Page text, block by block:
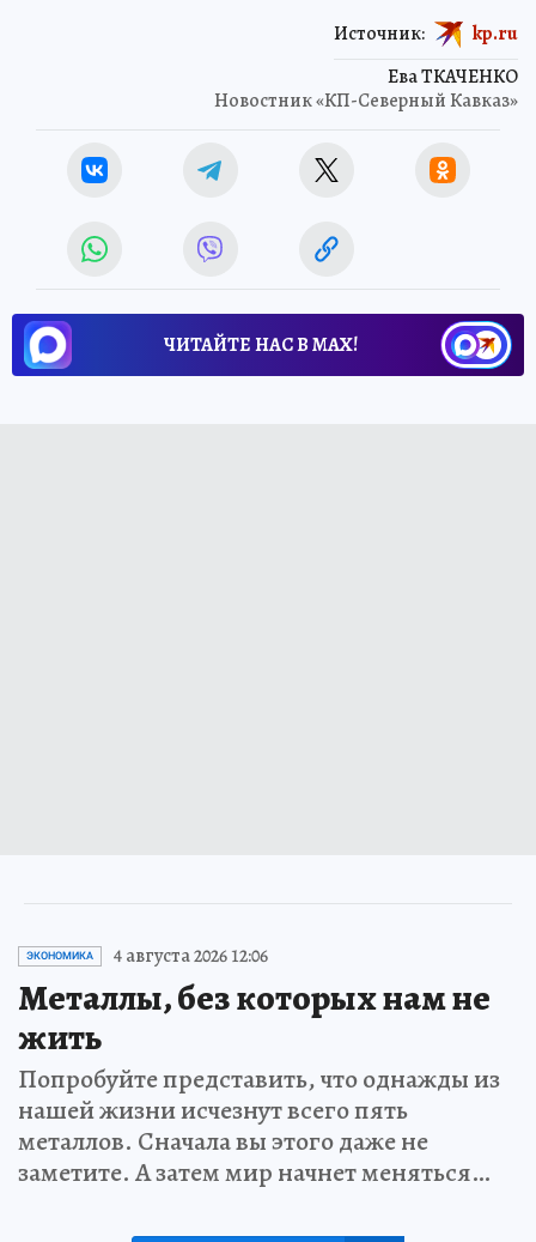
Ева ТКАЧЕНКО
Новостник «КП-Северный Кавказ»
Источник: kp.ru
ЧИТАЙТЕ НАС В МАХ!
ЭКОНОМИКА 4 августа 2026 12:06
Металлы, без которых нам не
жить
Попробуйте представить, что однажды из
нашей жизни исчезнут всего пять
металлов. Сначала вы этого даже не
заметите. А затем мир начнет меняться…